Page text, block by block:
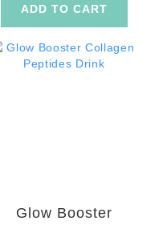
ADD TO CART
Glow Booster